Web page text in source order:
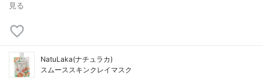
見る
NatuLaka(ナチュラカ)
スムーススキンクレイマスク